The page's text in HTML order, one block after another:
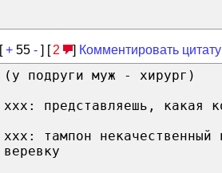
[+ 55 - ] [ 2 ] Комментировать
(у подруги муж - хирург)
ххх: представляешь, какая
ххх: тампон
веревку